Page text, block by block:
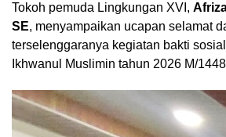
Tokoh pemuda Lingkungan XVI,
SE, menyampaikan ucapan selamat
terselenggaranya kegiatan bakti
Ikhwanul Muslimin tahun 2026 M/